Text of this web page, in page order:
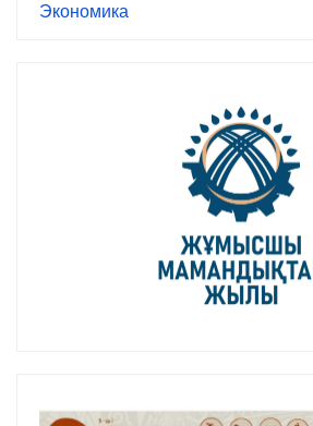
Экономика